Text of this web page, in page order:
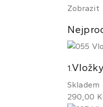
Zobrazit
1.
Skladem
290,00